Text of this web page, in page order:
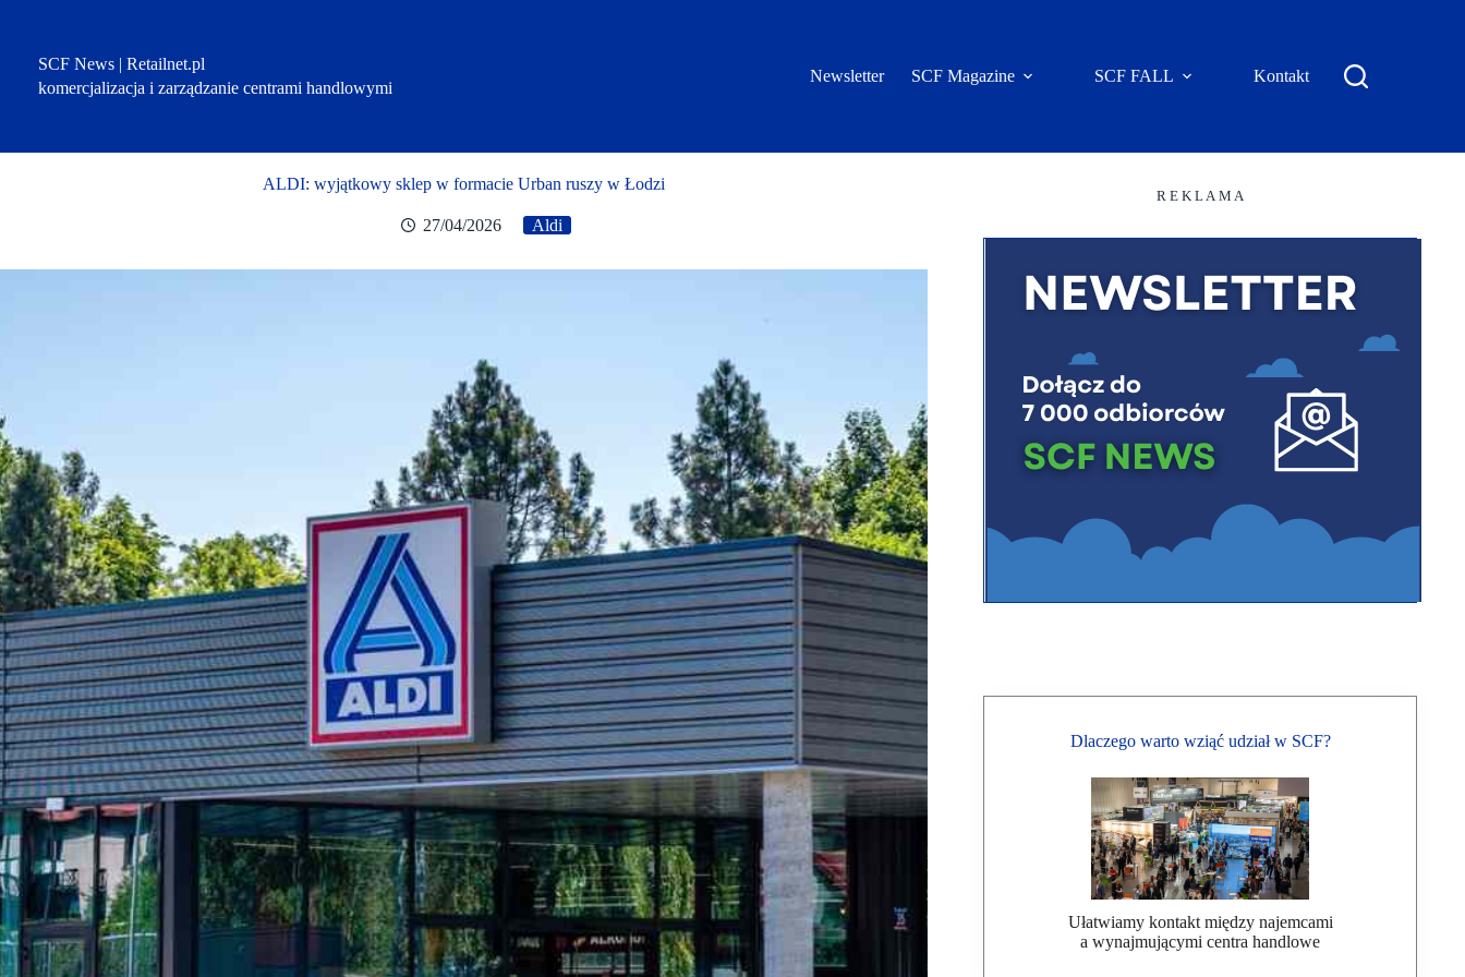
SCF News | Retailnet.pl
komercjalizacja i zarządzanie centrami handlowymi
Newsletter SCF Magazine SCF FALL Kontakt
ALDI: wyjątkowy sklep w formacie Urban ruszy w Łodzi
27/04/2026 Aldi
R E K L A M A
Dlaczego warto wziąć udział w SCF?
Ułatwiamy kontakt między najemcami
a wynajmującymi centra handlowe